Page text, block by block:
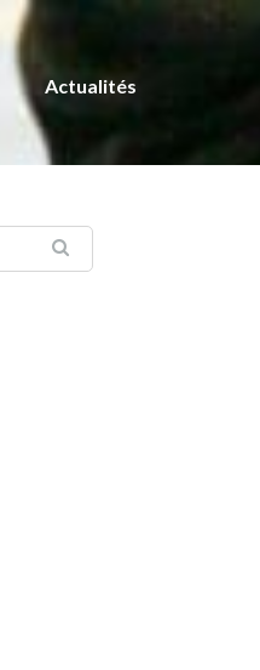
Actualités